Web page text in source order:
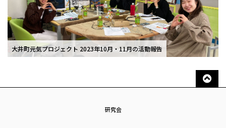
大井町元気プロジェクト 2023年10月・11月の活動報告
研究会